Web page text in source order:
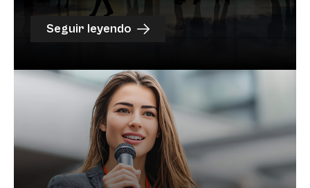
Seguir leyendo